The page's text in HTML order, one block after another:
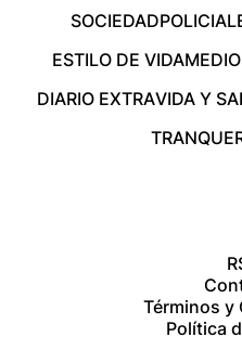
SOCIEDAD
ESTILO DE VIDA
DIARIO EXTRAVIDA Y
Términos y
Política